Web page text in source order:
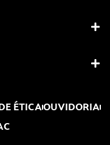
ÉTICAOUVIDORIA